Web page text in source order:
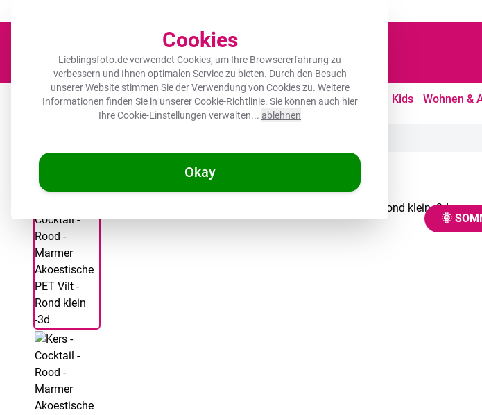
Cookies
Lieblingsfoto.de verwendet Cookies, um Ihre Browsererfahrung zu
verbessern und Ihnen optimalen Service zu bieten. Durch den Besuch
unserer Website stimmen Sie der Verwendung von Cookies zu. Weitere
Informationen finden Sie in unsererCookie-Richtlinie. Sie können auch hier
Ihre Cookie-Einstellungen verwalten... ablehnen
Okay
Leinwand Herdabdeckplatte Wanddeko Küche Outdoor Freizeit Kids Wohnen &
Akustikbild rund - Kirsche - Cocktail - Rot - Marmor
🌞